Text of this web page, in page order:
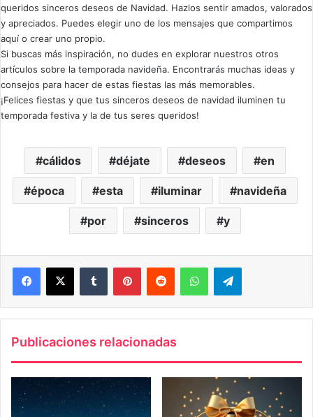
queridos sinceros deseos de Navidad. Hazlos sentir amados, valorados
y apreciados. Puedes elegir uno de los mensajes que compartimos
aquí o crear uno propio.
Si buscas más inspiración, no dudes en explorar nuestros otros
artículos sobre la temporada navideña. Encontrarás muchas ideas y
consejos para hacer de estas fiestas las más memorables.
¡Felices fiestas y que tus sinceros deseos de navidad iluminen tu
temporada festiva y la de tus seres queridos!
cálidos déjate deseos en
época esta iluminar navideña
por sinceros y
Facebook
X Tumblr PinterestReddit WhatsAppTelegram
Publicaciones relacionadas